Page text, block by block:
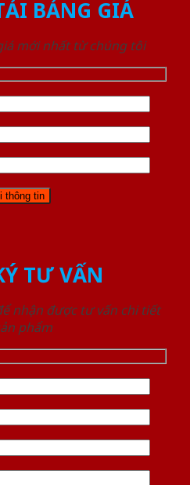
BẢNG GIÁ
mới nhất từ chúng tôi
TƯ VẤN
nhận được tư vấn chi tiết
phẩm